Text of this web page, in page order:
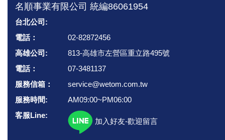
名順事業有限公司 統編86061954
台北公司:
電話：
02-82872456
高雄公司:
813-高雄市左營區重立路495號
電話：
07-3481137
服務信箱：
service@wetom.com.tw
服務時間:
AM09:00~PM06:00
客服Line:
加入好友-歡迎留言